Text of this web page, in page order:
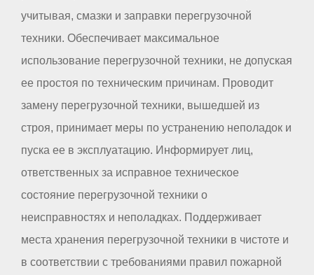
учитывая, смазки и заправки перегрузочной
техники. Обеспечивает максимальное
использование перегрузочной техники, не допуская
ее простоя по техническим причинам. Проводит
замену перегрузочной техники, вышедшей из
строя, принимает меры по устранению неполадок и
пуска ее в эксплуатацию. Информирует лиц,
ответственных за исправное техническое
состояние перегрузочной техники о
неисправностях и неполадках. Поддерживает
места хранения перегрузочной техники в чистоте и
в соответствии с требованиями правил пожарной